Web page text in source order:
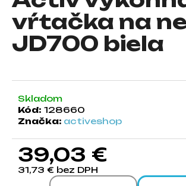
vŕtačka na
JD700 biela
Skladom
Kód: 128660
Značka: activeshop
39,03 €
31,73 € bez DPH
Jednotková cena:
HĽADAŤ
O
d
p
o
ú